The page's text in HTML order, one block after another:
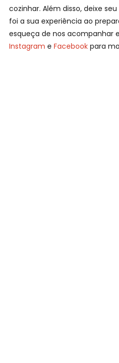
cozinhar. Além disso, deixe
foi a sua experiência ao
esqueça de nos acompanhar
Instagram e Facebook para